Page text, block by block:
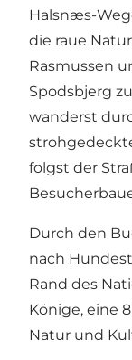
Halsnæs-
die raue
Rasmussen
Spodsbjerg
wanderst
folgst der
Durch den
nach
Rand des
Könige, eine
Natur und